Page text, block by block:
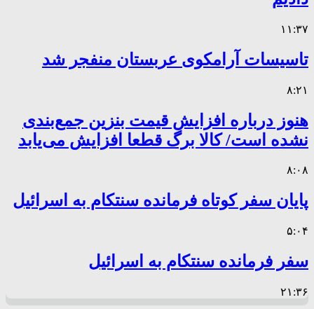
۱۱:۳۷
تاسیسات آرامکوی عربستان منفجر شد
۸:۲۱
هنوز درباره افزایش قیمت بنزین جمع‌بندی
نشده است/ کالا برگ قطعا افزایش می‌یابد
۸:۰۸
پایان سفر کوتاه فرمانده سنتکام به اسرائیل
۵:۰۴
سفر فرمانده سنتکام به اسرائیل
۲۱:۳۶